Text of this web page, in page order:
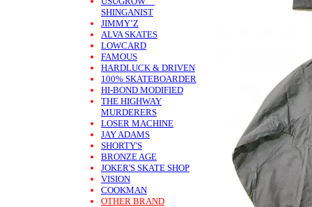
SHINGANIST
JIMMY’Z
ALVA SKATES
LOWCARD
FAMOUS
HARDLUCK & DRIVEN
100% SKATEBOARDER
HI-BOND MODIFIED
THE HIGHWAY
MURDERERS
LOSER MACHINE
JAY ADAMS
SHORTY'S
BRONZE AGE
JOKER'S SKATE SHOP
VISION
COOKMAN
OTHER BRAND